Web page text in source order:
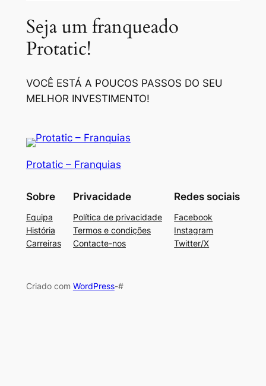
Seja um franqueado
Protatic!
VOCÊ ESTÁ A POUCOS PASSOS DO SEU
MELHOR INVESTIMENTO!
Protatic – Franquias
Sobre
Equipa
História
Carreiras
Privacidade
Política de privacidade
Termos e condições
Contacte-nos
Redes sociais
Facebook
Instagram
Twitter/X
Criado com WordPress-#